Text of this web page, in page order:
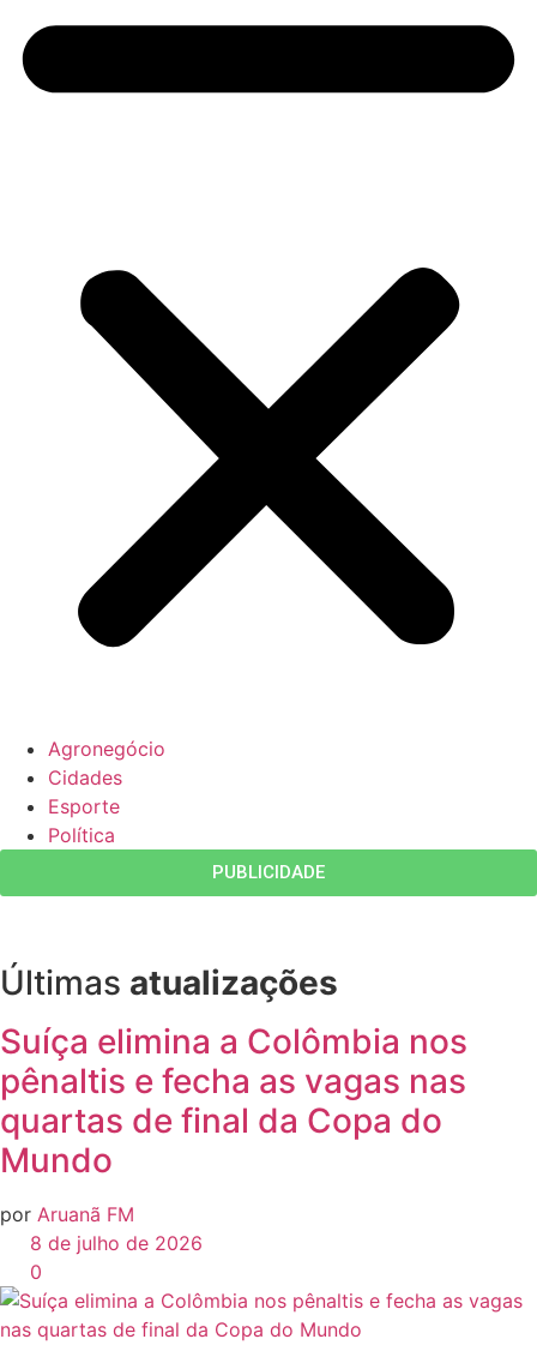
Agronegócio
Cidades
Esporte
Política
PUBLICIDADE
Últimas atualizações
Suíça elimina a Colômbia nos
pênaltis e fecha as vagas nas
quartas de final da Copa do
Mundo
por Aruanã FM
8 de julho de 2026
0